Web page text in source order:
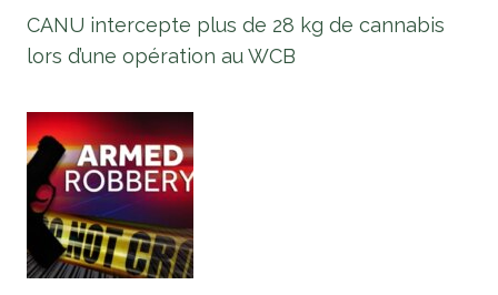
CANU intercepte plus de 28 kg de cannabis
lors d’une opération au WCB